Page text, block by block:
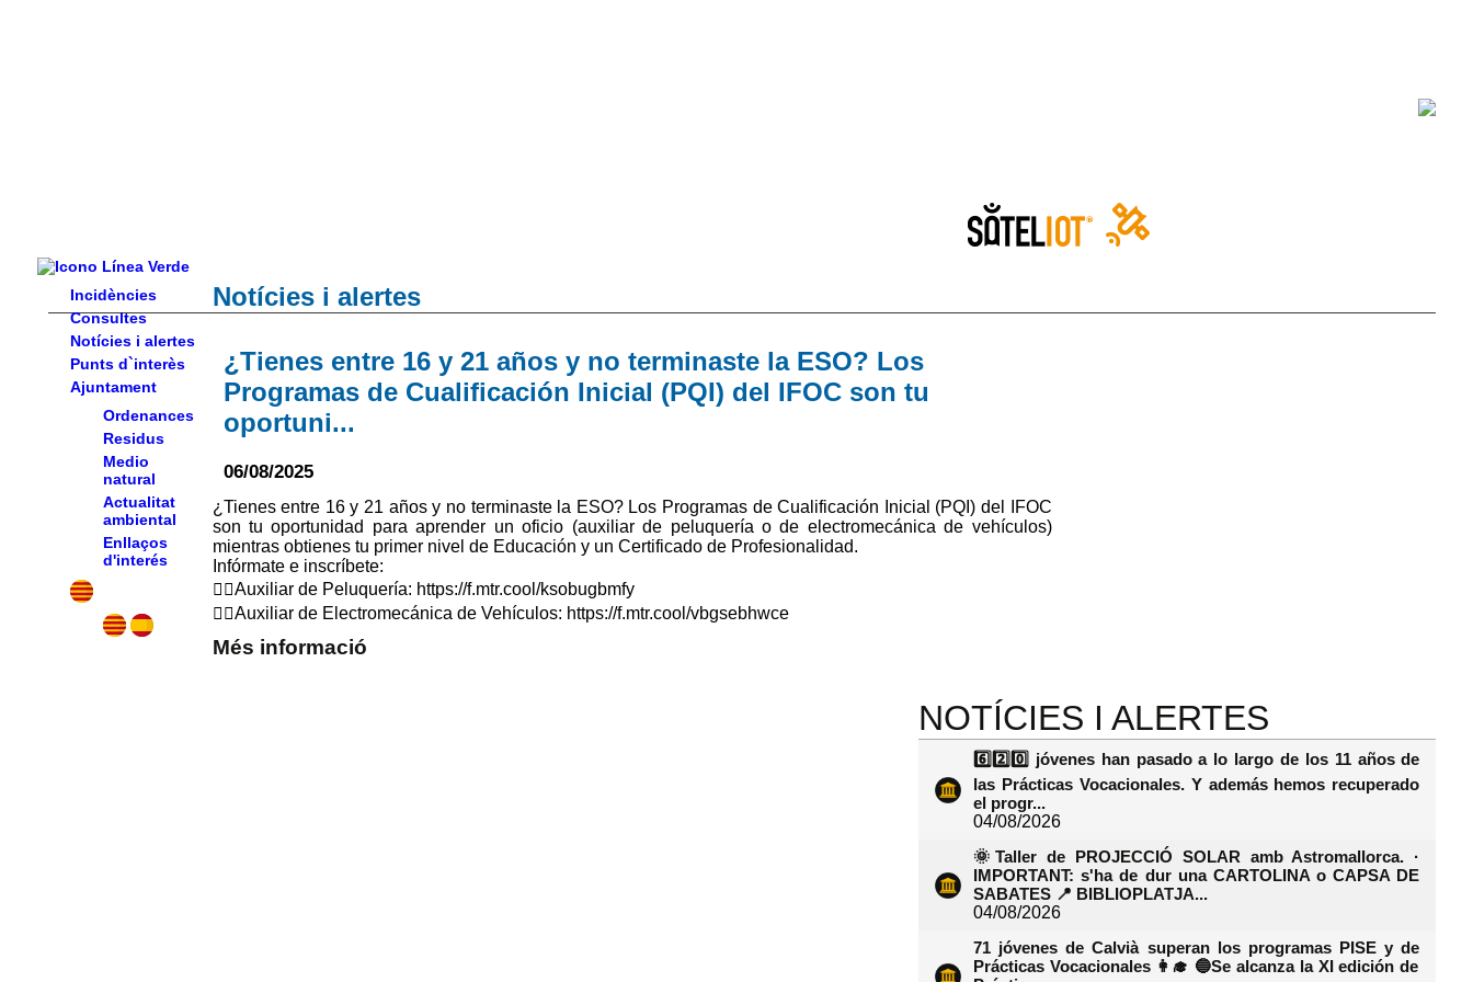
Incidències
Consultes
Notícies i alertes
Punts d`interès
Ajuntament
Ordenances
Residus
Medio
natural
Actualitat
ambiental
Enllaços
d'interés
Notícies i alertes
¿Tienes entre 16 y 21 años y no terminaste la ESO? Los
Programas de Cualificación Inicial (PQI) del IFOC son tu
oportuni...
06/08/2025
¿Tienes entre 16 y 21 años y no terminaste la ESO? Los Programas de Cualificación Inicial (PQI) del IFOC
son tu oportunidad para aprender un oficio (auxiliar de peluquería o de electromecánica de vehículos)
mientras obtienes tu primer nivel de Educación y un Certificado de Profesionalidad.
Infórmate e inscríbete:
👉🏼Auxiliar de Peluquería: https://f.mtr.cool/ksobugbmfy
👉🏼Auxiliar de Electromecánica de Vehículos: https://f.mtr.cool/vbgsebhwce
Més informació
NOTÍCIES I ALERTES
6️⃣2️⃣0️⃣ jóvenes han pasado a lo largo de los 11 años de
las Prácticas Vocacionales. Y además hemos recuperado
el progr...
04/08/2026
🌞Taller de PROJECCIÓ SOLAR amb Astromallorca. ·
IMPORTANT: s'ha de dur una CARTOLINA o CAPSA DE
SABATES 📍 BIBLIOPLATJA...
04/08/2026
71 jóvenes de Calvià superan los programas PISE y de
Prácticas Vocacionales 👩‍🎓 🔵Se alcanza la XI edición de